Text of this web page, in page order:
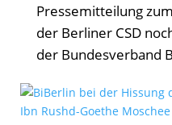
Pressemitteilung
der Berliner CSD
der Bundesverband